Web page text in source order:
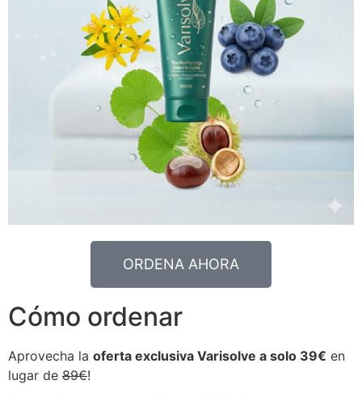
ORDENA AHORA
Cómo ordenar
Aprovecha la oferta exclusiva Varisolve a solo 39€ en
lugar de 89€!